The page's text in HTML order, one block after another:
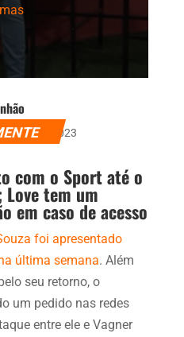
julho de 2023
com o Sport até o
tem um
em caso de acesso
foi apresentado
última semana. Além
seu retorno, o
um pedido nas redes
entre ele e Vagner